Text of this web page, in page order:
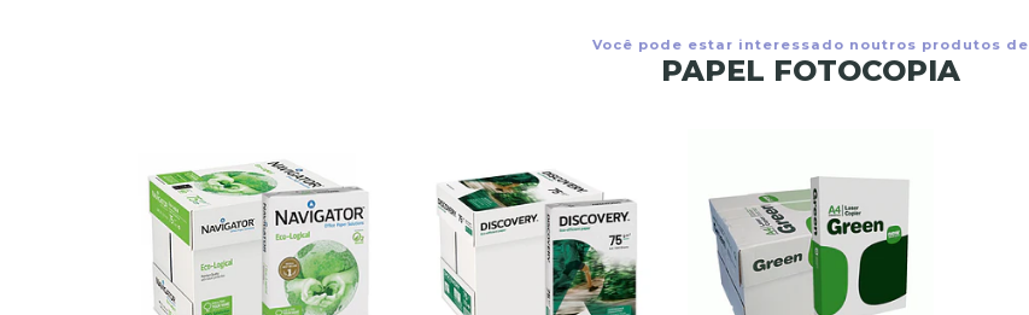
Você pode estar interessado noutros produtos de
PAPEL FOTOCOPIA